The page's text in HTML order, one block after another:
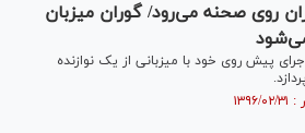
روی صحنه می‌رود/ گوران میزبان
می‌شود
پیش روی خود با میزبانی از یک نوازنده